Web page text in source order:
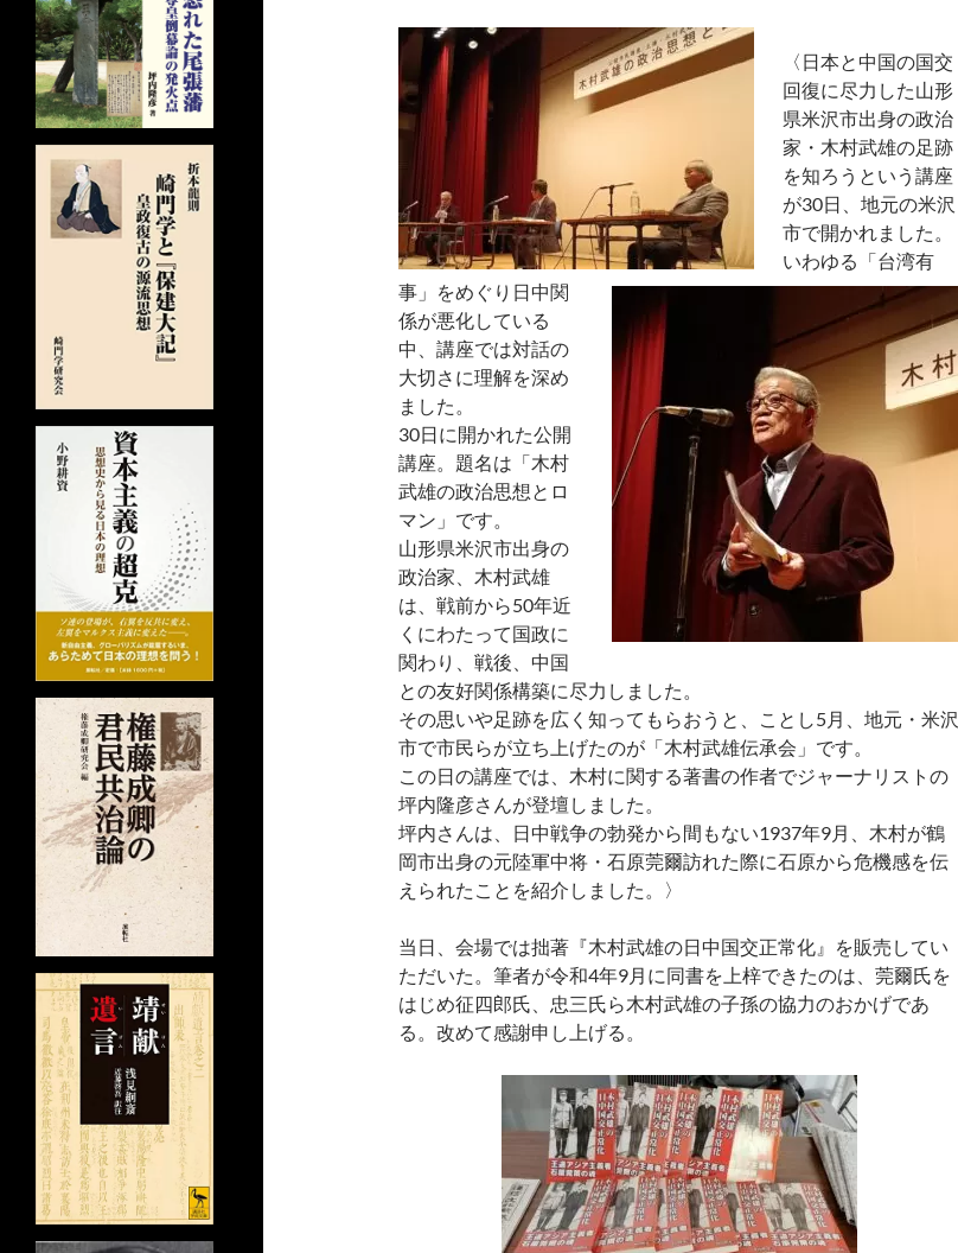
〈日本と中国の国交
回復に尽力した山形
県米沢市出身の政治
家・木村武雄の足跡
を知ろうという講座
が30日、地元の米沢
市で開かれました。
いわゆる「台湾有
事」をめぐり日中関
係が悪化している
中、講座では対話の
大切さに理解を深め
ました。
30日に開かれた公開
講座。題名は「木村
武雄の政治思想とロ
マン」です。
山形県米沢市出身の
政治家、木村武雄
は、戦前から50年近
くにわたって国政に
関わり、戦後、中国
との友好関係構築に尽力しました。
その思いや足跡を広く知ってもらおうと、ことし5月、地元・米沢
市で市民らが立ち上げたのが「木村武雄伝承会」です。
この日の講座では、木村に関する著書の作者でジャーナリストの
坪内隆彦さんが登壇しました。
坪内さんは、日中戦争の勃発から間もない1937年9月、木村が鶴
岡市出身の元陸軍中将・石原莞爾訪れた際に石原から危機感を伝
えられたことを紹介しました。〉
当日、会場では拙著『木村武雄の日中国交正常化』を販売してい
ただいた。筆者が令和4年9月に同書を上梓できたのは、莞爾氏を
はじめ征四郎氏、忠三氏ら木村武雄の子孫の協力のおかげであ
る。改めて感謝申し上げる。